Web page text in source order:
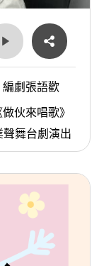
劇張語歡
伙來唱歌》
舞台劇演出